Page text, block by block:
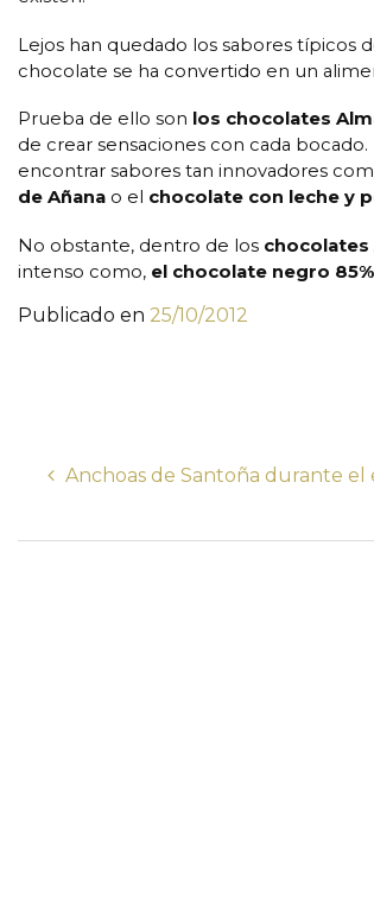
Lejos han quedado los sabores típicos
chocolate se ha convertido en un
Prueba de ello son los chocolates
de crear sensaciones con cada
encontrar sabores tan innovadores
de Añana o el chocolate con leche y
No obstante, dentro de los chocolates
intenso como, el chocolate negro 85%
Publicado en 25/10/2012
Anchoas de Santoña durante el